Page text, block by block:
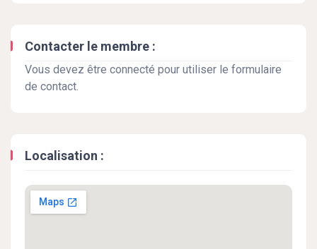
Contacter le membre :
Vous devez être connecté pour utiliser le formulaire
de contact.
Localisation :